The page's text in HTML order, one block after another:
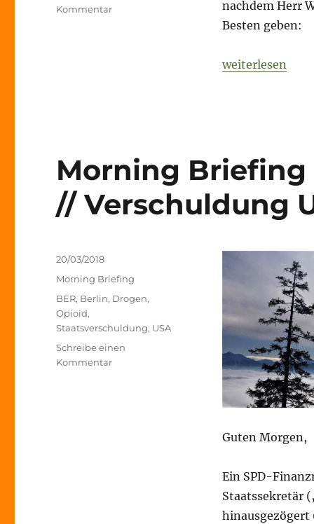
nachdem Herr
Besten geben:
„Morning
weiterlesen
Kommentarzu
packs
nicht
mehr…
Morning Briefing
// Verschuldung
Guten Morgen,
Ein SPD-
Staatssekretär
hinausgezögert
Veröffentlicht
20/03/2018
Kategorien
Morning Briefing
Schlagwörter
BER, Berlin, Drogen,
Opioid,
Staatsverschuldung, USA
Schreibe einen
Kommentarzu